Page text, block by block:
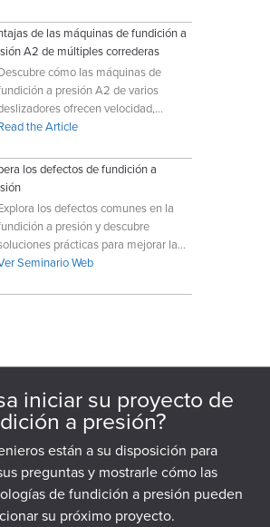
de las máquinas de fundición a
A2 de múltiples correderas
cómo las máquinas de
a presión A2 de varios
ofrecen velocidad,
y menores costes de
y complejos.
the Article
los defectos de fundición a
los defectos comunes en la
a presión y descubre
prácticas para mejorar la
del producto.
Seminario Web
iniciar su proyecto de
a presión?
están a su disposición para
preguntas y mostrarle cómo las
de fundición a presión pueden
su próximo proyecto.